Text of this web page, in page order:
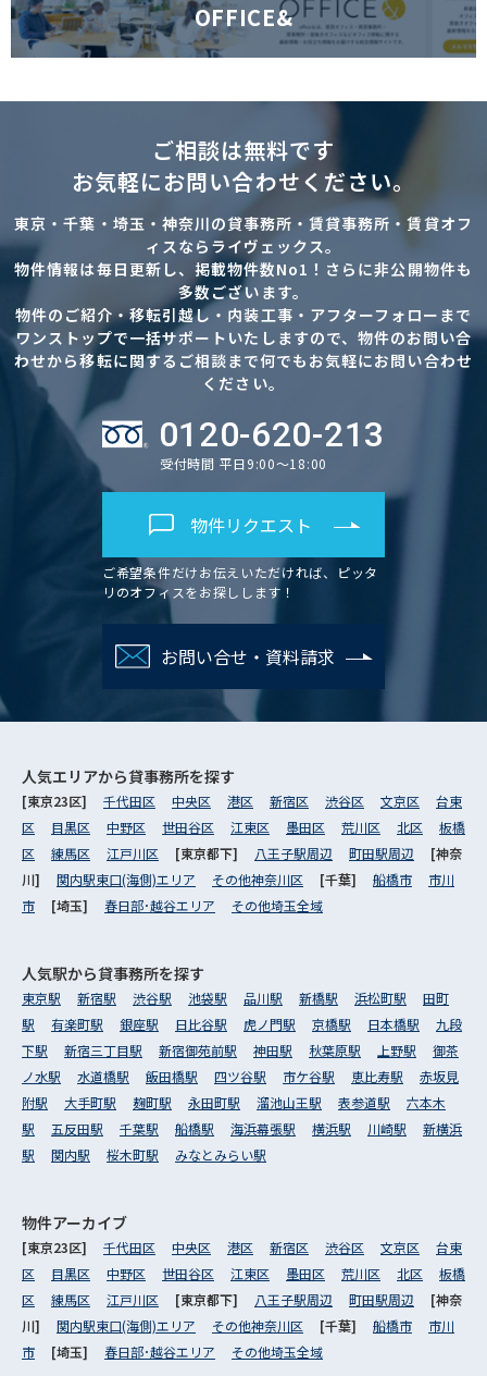
OFFICE&
ご相談は無料です
お気軽にお問い合わせください。
東京・千葉・埼玉・神奈川の貸事務所・賃貸事務所・賃貸オフ
ィスならライヴェックス。
物件情報は毎日更新し、掲載物件数No1！さらに非公開物件も
多数ございます。
物件のご紹介・移転引越し・内装工事・アフターフォローまで
ワンストップで一括サポートいたしますので、物件のお問い合
わせから移転に関するご相談まで何でもお気軽にお問い合わせ
ください。
0120-620-213
受付時間 平日9:00～18:00
物件リクエスト
ご希望条件だけお伝えいただければ、ピッタ
リのオフィスをお探しします！
お問い合せ・資料請求
人気エリアから貸事務所を探す
[東京23区] 千代田区 中央区 港区 新宿区 渋谷区 文京区
台東
区
目黒区 中野区 世田谷区 江東区 墨田区 荒川区 北区
板橋
区
練馬区 江戸川区 [東京都下] 八王子駅周辺 町田駅周辺
[神奈
川] 関内駅東口(海側)エリア その他神奈川区 [千葉] 船橋市
市川
市
[埼玉] 春日部･越谷エリア その他埼玉全域
人気駅から貸事務所を探す
東京駅 新宿駅 渋谷駅 池袋駅 品川駅 新橋駅 浜松町駅
田町
駅
有楽町駅 銀座駅 日比谷駅 虎ノ門駅 京橋駅 日本橋駅
九段
下駅
新宿三丁目駅 新宿御苑前駅 神田駅 秋葉原駅 上野駅
御茶
ノ水駅
水道橋駅 飯田橋駅 四ツ谷駅 市ケ谷駅 恵比寿駅
赤坂見
附駅
大手町駅 麹町駅 永田町駅 溜池山王駅 表参道駅
六本木
駅
五反田駅 千葉駅 船橋駅 海浜幕張駅 横浜駅 川崎駅
新横浜
駅
関内駅 桜木町駅 みなとみらい駅
物件アーカイブ
[東京23区] 千代田区 中央区 港区 新宿区 渋谷区 文京区
台東
区
目黒区 中野区 世田谷区 江東区 墨田区 荒川区 北区
板橋
区
練馬区 江戸川区 [東京都下] 八王子駅周辺 町田駅周辺
[神奈
川] 関内駅東口(海側)エリア その他神奈川区 [千葉] 船橋市
市川
市
[埼玉] 春日部･越谷エリア その他埼玉全域